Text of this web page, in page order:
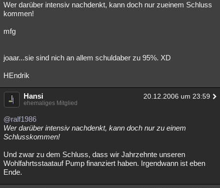
Wer darüber intensiv nachdenkt, kann doch nur zueinem Schluss
kommen!
mfg
joaar...sie sind nich an allem schuldaber zu 95%. XD
HEndrik
Hansi 20.12.2006 um 23:59
ehemaliges Mitglied
@ralf1986
Wer darüber intensiv nachdenkt, kann doch nur zu einem
Schlusskommen!
Und zwar zu dem Schluss, dass wir Jahrzehnte unseren
Wohlfahrtsstaatauf Pump finanziert haben. Irgendwann ist eben
Ende.